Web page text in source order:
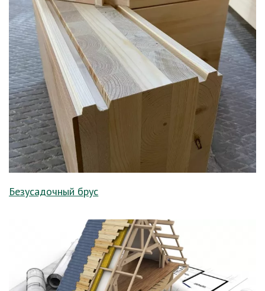
Безусадочный брус